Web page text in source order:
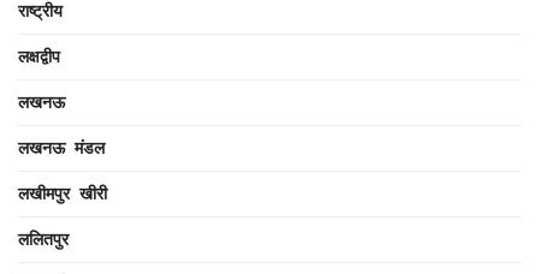
राष्ट्रीय
लक्षद्वीप
लखनऊ
लखनऊ मंडल
लखीमपुर खीरी
ललितपुर